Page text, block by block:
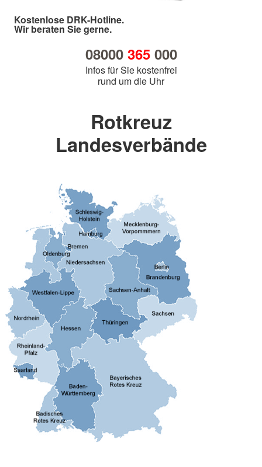
Kostenlose DRK-Hotline.
Wir beraten Sie gerne.
08000 365000
Infos für Sie kostenfrei
rund um die Uhr
Rotkreuz
Landesverbände